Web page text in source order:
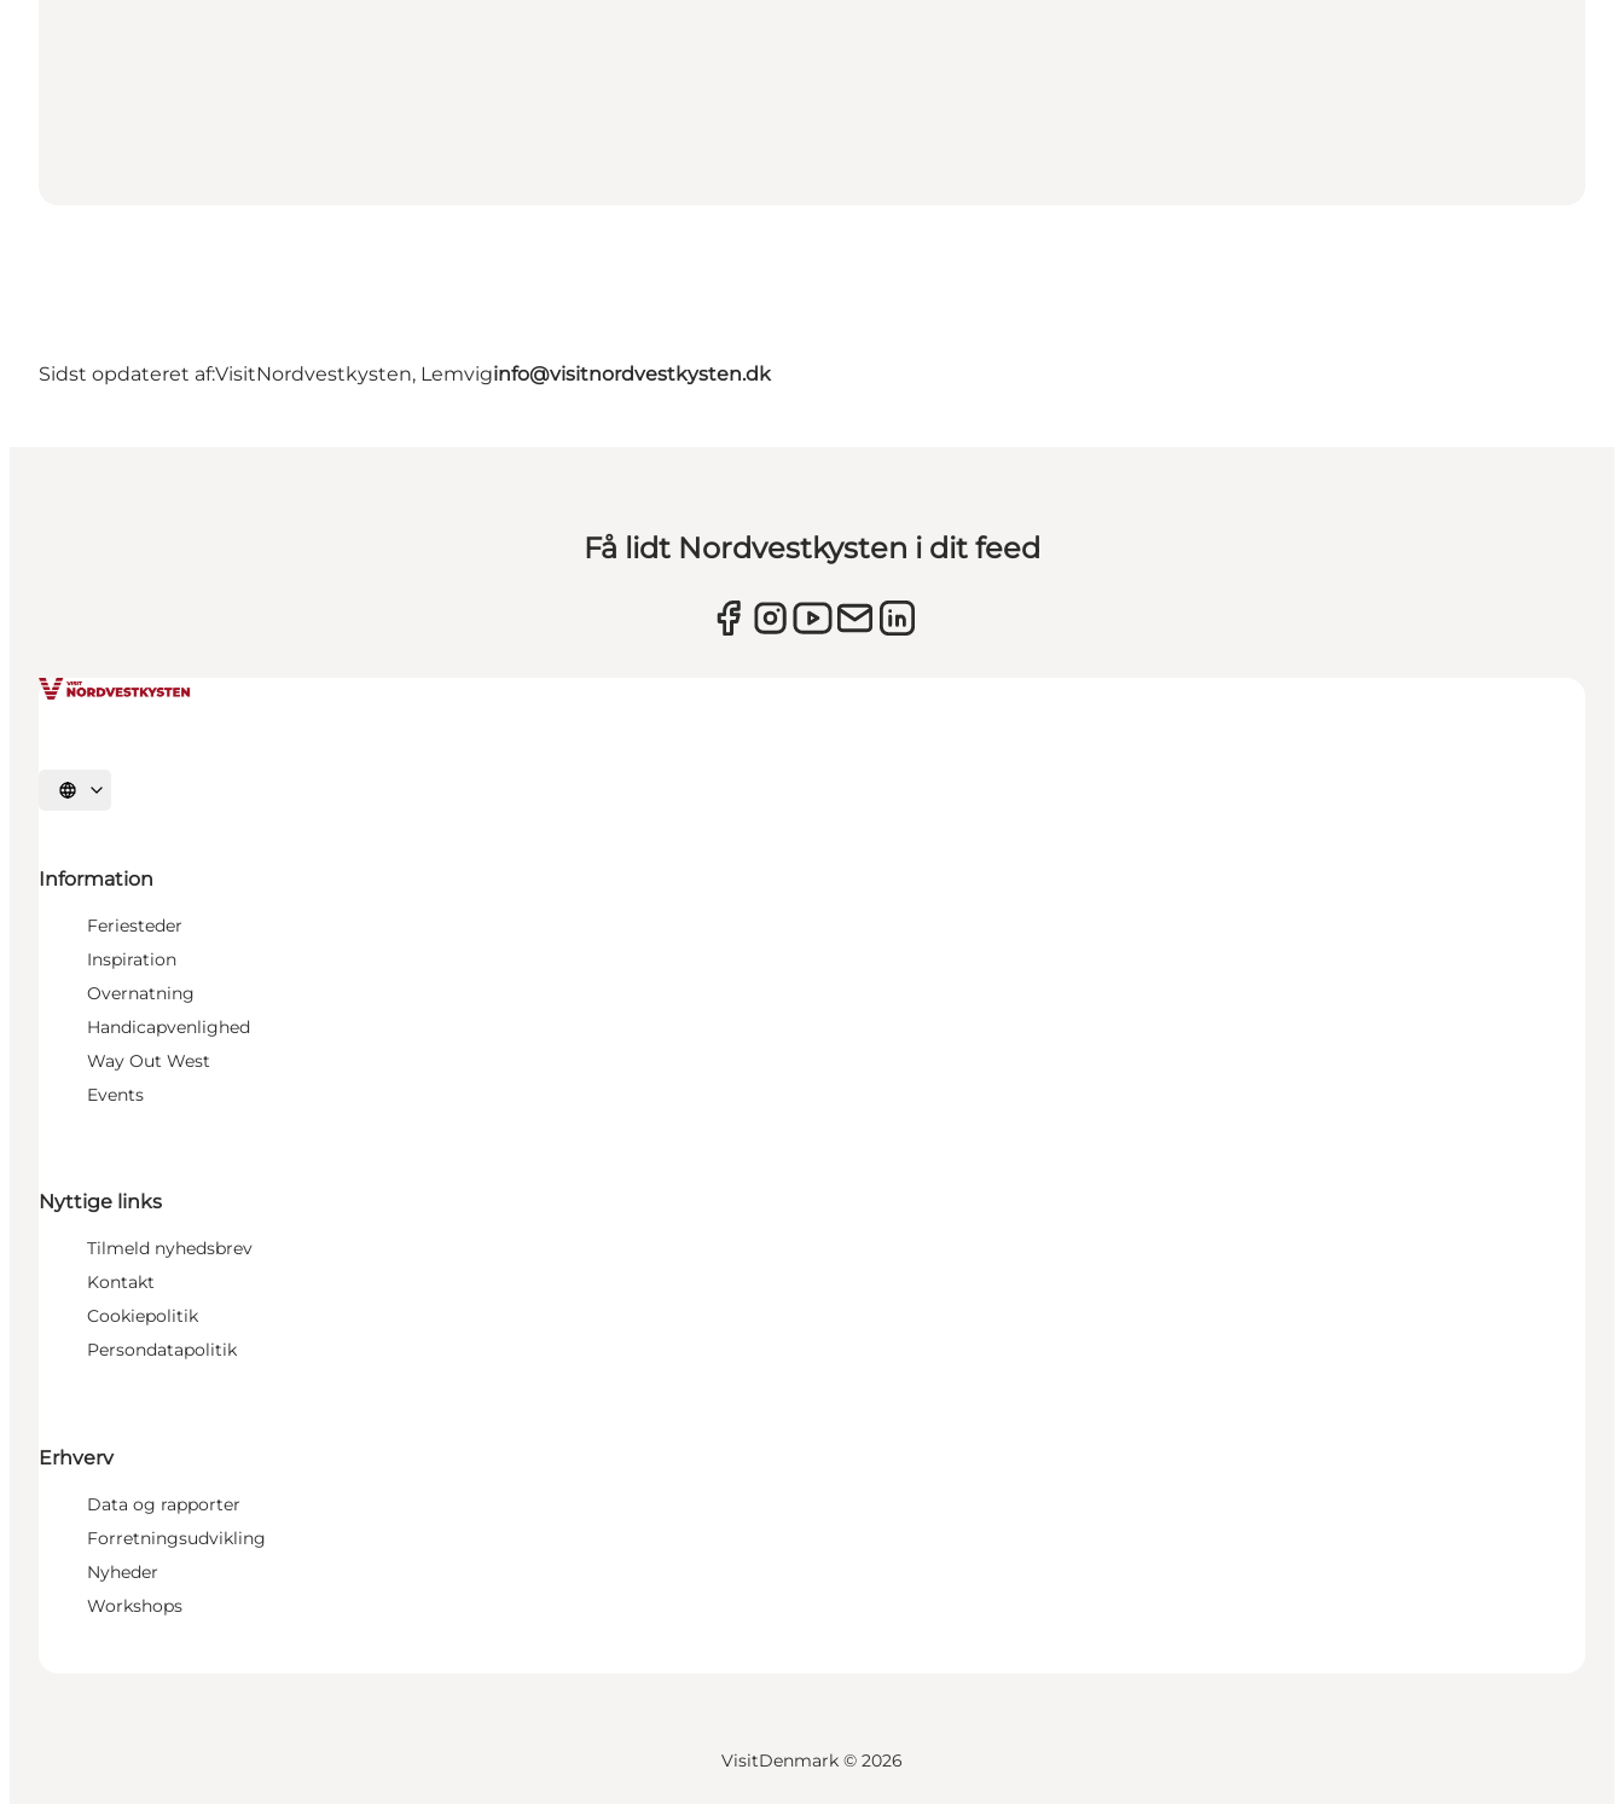
Sidst opdateret af:VisitNordvestkysten, Lemviginfo@visitnordvestkysten.dk
Få lidt Nordvestkysten i dit feed
Vælg sprog
Information
Feriesteder
Inspiration
Overnatning
Handicapvenlighed
Way Out West
Events
Nyttige links
Tilmeld nyhedsbrev
Kontakt
Cookiepolitik
Persondatapolitik
Erhverv
Data og rapporter
Forretningsudvikling
Nyheder
Workshops
VisitDenmark © 2026